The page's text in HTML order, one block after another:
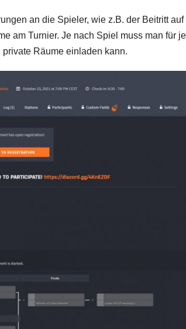
an die Spieler, wie z.B. der Beitritt
am Turnier. Je nach Spiel muss man für
Räume einladen kann.